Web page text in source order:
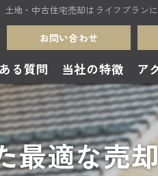
土地・中古住宅売却はライフプラン
お問い合わせ
る質問 当社の特徴
売却
買取
ア
最適な売